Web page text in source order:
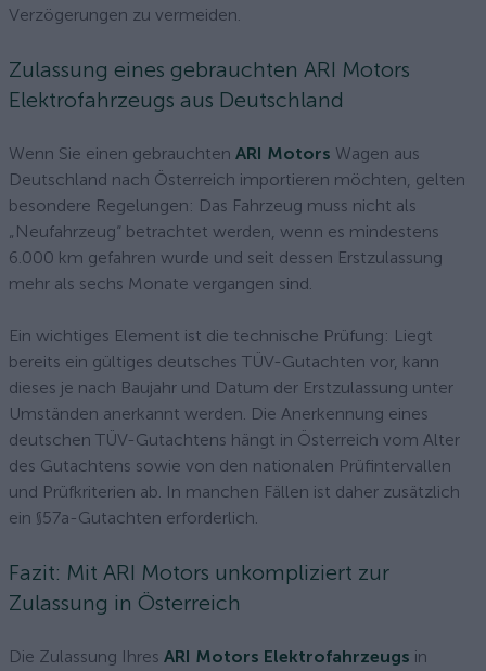
Verzögerungen zu vermeiden.
Zulassung eines gebrauchten ARI Motors
Elektrofahrzeugs aus Deutschland
Wenn Sie einen gebrauchten ARI Motors Wagen aus
Deutschland nach Österreich importieren möchten, gelten
besondere Regelungen: Das Fahrzeug muss nicht als
„Neufahrzeug“ betrachtet werden, wenn es mindestens
6.000 km gefahren wurde und seit dessen Erstzulassung
mehr als sechs Monate vergangen sind.
Ein wichtiges Element ist die technische Prüfung: Liegt
bereits ein gültiges deutsches TÜV-Gutachten vor, kann
dieses je nach Baujahr und Datum der Erstzulassung unter
Umständen anerkannt werden. Die Anerkennung eines
deutschen TÜV-Gutachtens hängt in Österreich vom Alter
des Gutachtens sowie von den nationalen Prüfintervallen
und Prüfkriterien ab. In manchen Fällen ist daher zusätzlich
ein §57a-Gutachten erforderlich.
Fazit: Mit ARI Motors unkompliziert zur
Zulassung in Österreich
Die Zulassung Ihres ARI Motors Elektrofahrzeugs in